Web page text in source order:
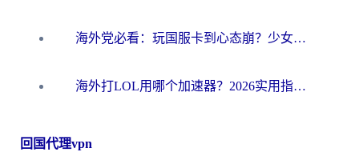
海外党必看：玩国服卡到心态崩？少女前线云图计划加速器免费推荐+碧蓝航线足球世界流畅攻略
海外打LOL用哪个加速器？2026实用指南：从延迟到设备适配，一篇解决你的国服游戏痛点
回国代理vpn